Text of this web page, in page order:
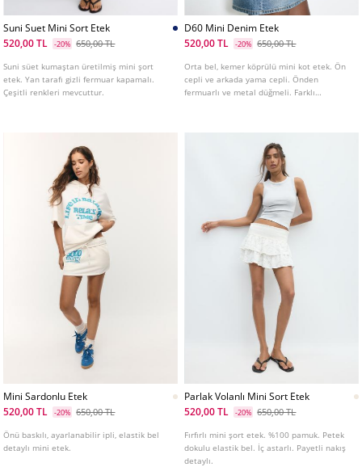
Suni Suet Mini Sort Etek
520,00 TL
-20% 650,00 TL
Suni süet kumaştan üretilmiş mini şort
etek. Yan tarafı gizli fermuar kapamalı.
Çeşitli renkleri mevcuttur.
D60 Mini Denim Etek
520,00 TL
-20% 650,00 TL
Orta bel, kemer köprülü mini kot etek. Ön
cepli ve arkada yama cepli. Önden
fermuarlı ve metal düğmeli. Farklı
Mini Sardonlu Etek
520,00 TL
-20% 650,00 TL
Önü baskılı, ayarlanabilir ipli, elastik bel
detaylı mini etek.
Parlak Volanlı Mini Sort Etek
520,00 TL
-20% 650,00 TL
Fırfırlı mini şort etek. %100 pamuk. Petek
dokulu elastik bel. İç astarlı. Payetli nakış
detaylı.